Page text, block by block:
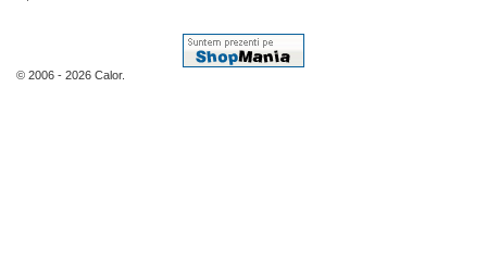
© 2006 - 2026 Calor.